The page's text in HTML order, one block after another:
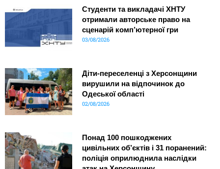
Студенти та викладачі ХНТУ
отримали авторське право на
сценарій комп’ютерної гри
03/08/2026
Діти-переселенці з Херсонщини
вирушили на відпочинок до
Одеської області
02/08/2026
Понад 100 пошкоджених
цивільних об’єктів і 31 поранений:
поліція оприлюднила наслідки